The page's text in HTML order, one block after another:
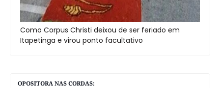
Como Corpus Christi deixou de ser feriado em
Itapetinga e virou ponto facultativo
OPOSITORA NAS CORDAS: